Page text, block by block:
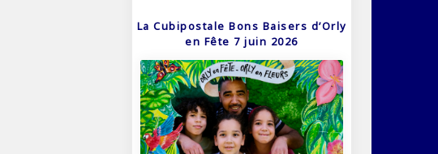
La Cubipostale Bons Baisers d’Orly
en Fête 7 juin 2026